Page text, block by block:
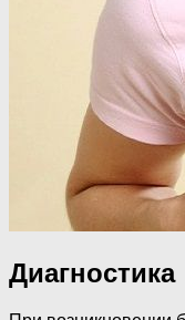
Диагностика